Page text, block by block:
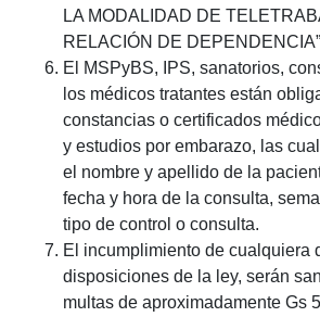
LA MODALIDAD DE
RELACIÓN DE DEPENDENCIA”
El MSPyBS, IPS, sanatorios,
los médicos tratantes están
constancias o certificados
y estudios por embarazo, las
el nombre y apellido de la
fecha y hora de la consulta,
tipo de control o consulta.
El incumplimiento de cualquiera
disposiciones de la ley, serán
multas de aproximadamente Gs